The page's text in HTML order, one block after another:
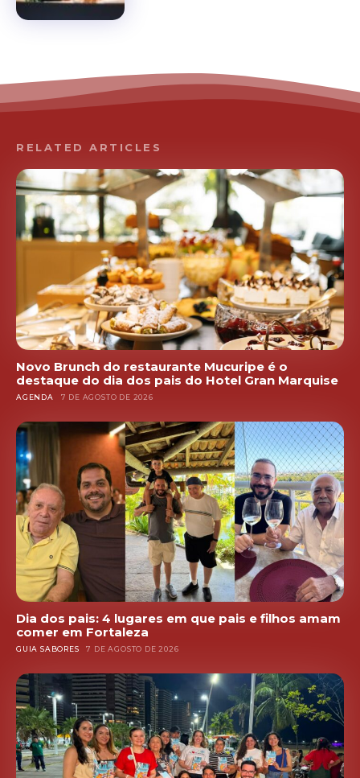
RELATED ARTICLES
Novo Brunch do restaurante Mucuripe é o
destaque do dia dos pais do Hotel Gran Marquise
AGENDA 7 DE AGOSTO DE 2026
Dia dos pais: 4 lugares em que pais e filhos amam
comer em Fortaleza
GUIA SABORES 7 DE AGOSTO DE 2026